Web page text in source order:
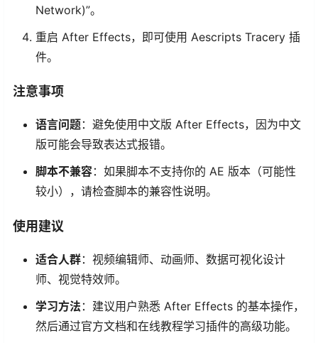
Network)”。
重启 After Effects，即可使用 Aescripts Tracery 插
件。
注意事项
语言问题：避免使用中文版 After Effects，因为中文
版可能会导致表达式报错。
脚本不兼容：如果脚本不支持你的 AE 版本（可能性
较小），请检查脚本的兼容性说明。
使用建议
适合人群：视频编辑师、动画师、数据可视化设计
师、视觉特效师。
学习方法 ：建议用户熟悉 After Effects 的基本操作，
然后通过官方文档和在线教程学习插件的高级功能。